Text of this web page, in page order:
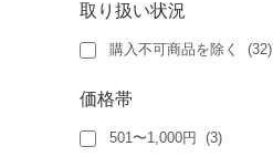
取り扱い状況
購入不可商品を除く (32)
価格帯
501〜1,000円 (3)